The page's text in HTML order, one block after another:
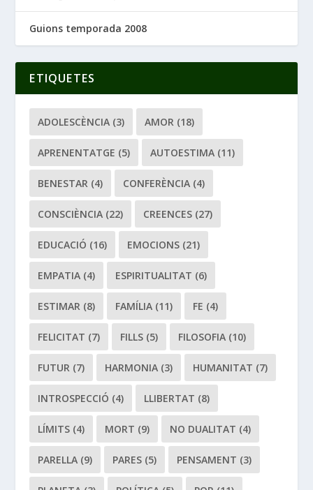
Guions temporada 2008
ETIQUETES
ADOLESCÈNCIA (3) AMOR (18)
APRENENTATGE (5) AUTOESTIMA (11)
BENESTAR (4) CONFERÈNCIA (4)
CONSCIÈNCIA (22) CREENCES (27)
EDUCACIÓ (16) EMOCIONS (21)
EMPATIA (4) ESPIRITUALITAT (6)
ESTIMAR (8) FAMÍLIA (11) FE (4)
FELICITAT (7) FILLS (5) FILOSOFIA (10)
FUTUR (7) HARMONIA (3) HUMANITAT (7)
INTROSPECCIÓ (4) LLIBERTAT (8)
LÍMITS (4) MORT (9) NO DUALITAT (4)
PARELLA (9) PARES (5) PENSAMENT (3)